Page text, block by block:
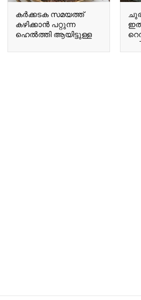
കർക്കടക സമയത്ത്
കഴിക്കാൻ പറ്റുന്ന
ഹെൽത്തി ആയിട്ടുള്ള
suitable for